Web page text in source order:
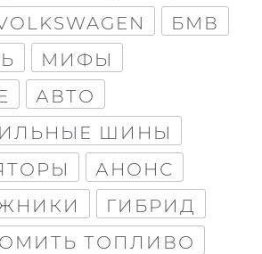
БМВ
МИФЫ
АВТО
ШИНЫ
АНОНС
ГИБРИД
ТОПЛИВО